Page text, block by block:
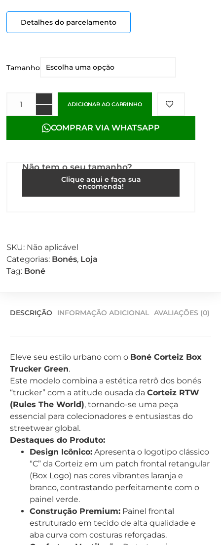
Detalhes do parcelamento
Tamanho
ADICIONAR AO CARRINHO
COMPRAR VIA WHATSAPP
Não tem o seu tamanho?
Clique aqui e faça sua
encomenda!
SKU: Não aplicável
Categorias: Bonés, Loja
Tag: Boné
DESCRIÇÃO INFORMAÇÃO ADICIONAL AVALIAÇÕES (0)
Eleve seu estilo urbano com o Boné Corteiz Box
Trucker Green.
Este modelo combina a estética retrô dos bonés
“trucker” com a atitude ousada da Corteiz RTW
(Rules The World), tornando-se uma peça
essencial para colecionadores e entusiastas do
streetwear global.
Destaques do Produto:
Design Icônico: Apresenta o logotipo clássico
“C” da Corteiz em um patch frontal retangular
(Box Logo) nas cores vibrantes laranja e
branco, contrastando perfeitamente com o
painel verde.
Construção Premium: Painel frontal
estruturado em tecido de alta qualidade e
aba curva com costuras reforçadas.